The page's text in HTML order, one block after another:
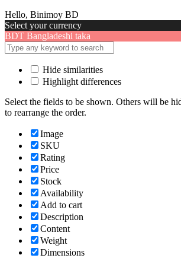
Hello, Binimoy BD
Select your currency
BDT Bangladeshi taka
Hide similarities
Highlight differences
Select the fields to be shown. Others will be
to rearrange the order.
Image
SKU
Rating
Price
Stock
Availability
Add to cart
Description
Content
Weight
Dimensions